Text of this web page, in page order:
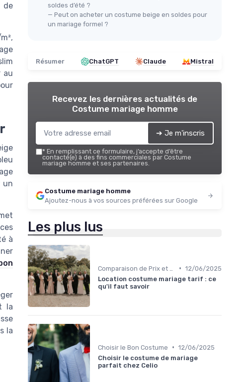
de
au
un
à
la
la
soldes d’été ?
— Peut on acheter un costume beige en soldes pour
un mariage formel ?
Résumer ChatGPT Claude Mistral
Recevez les dernières actualités de
Costume mariage homme
➔ Je m'inscris
* En remplissant ce formulaire, j’accepte d’être
contacté(e) à des fins commerciales par Costume
mariage homme et ses partenaires.
Costume mariage homme
Ajoutez-nous à vos sources préférées sur Google
Les plus lus
• 12/06/2025
Location costume mariage tarif : ce
qu'il faut savoir
Choisir le Bon Costume • 12/06/2025
Choisir le costume de mariage
parfait chez Celio